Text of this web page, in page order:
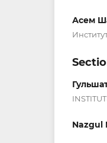
Асем
Nazgul